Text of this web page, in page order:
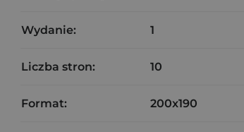
Wydanie: 1
Liczba stron: 10
Format: 200x190